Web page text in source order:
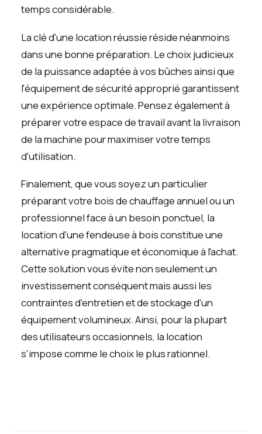
temps considérable.
La clé d'une location réussie réside néanmoins
dans une bonne préparation. Le choix judicieux
de la puissance adaptée à vos bûches ainsi que
l'équipement de sécurité approprié garantissent
une expérience optimale. Pensez également à
préparer votre espace de travail avant la livraison
de la machine pour maximiser votre temps
d'utilisation.
Finalement, que vous soyez un particulier
préparant votre bois de chauffage annuel ou un
professionnel face à un besoin ponctuel, la
location d'une fendeuse à bois constitue une
alternative pragmatique et économique à l'achat.
Cette solution vous évite non seulement un
investissement conséquent mais aussi les
contraintes d'entretien et de stockage d'un
équipement volumineux. Ainsi, pour la plupart
des utilisateurs occasionnels, la location
s'impose comme le choix le plus rationnel.